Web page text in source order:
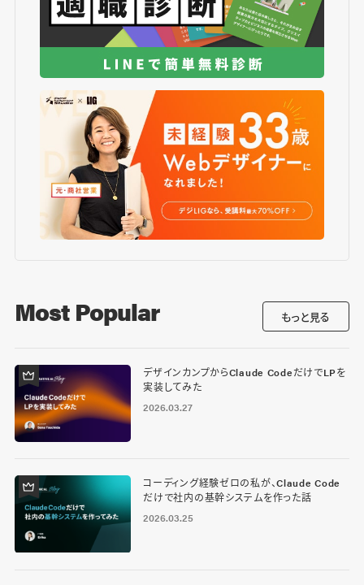
Most Popular もっと見る
デザインカンプからClaude CodeだけでLPを
実装してみた
2026.03.27
コーディング経験ゼロの私が、Claude Code
だけで社内の基幹システムを作った話
2026.03.25